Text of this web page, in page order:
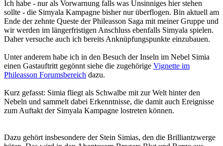
Ich habe - nur als Vorwarnung falls was Unsinniges hier stehen
sollte - die Simyala Kampagne bisher nur überflogen. Bin aktuell am
Ende der zehnte Queste der Phileasson Saga mit meiner Gruppe und
wir werden im längerfristigen Anschluss ebenfalls Simyala spielen.
Daher versuche auch ich bereits Anknüpfungspunkte einzubauen.
Unter anderem habe ich in den Besuch der Inseln im Nebel Simia
einen Gastauftritt gegönnt siehe die zugehörige Vignette im
Phileasson Forumsbereich dazu.
Kurz gefasst: Simia fliegt als Schwalbe mit zur Welt hinter den
Nebeln und sammelt dabei Erkenntnisse, die damit auch Ereignisse
zum Auftakt der Simyala Kampagne lostreten können.
Dazu gehört insbesondere der Stein Simias, den die Brilliantzwerge